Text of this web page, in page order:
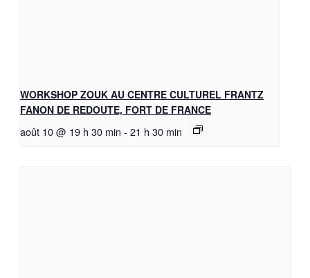
WORKSHOP ZOUK AU CENTRE CULTUREL FRANTZ
FANON DE REDOUTE, FORT DE FRANCE
août 10 @ 19 h 30 min - 21 h 30 min